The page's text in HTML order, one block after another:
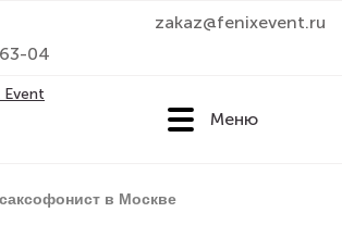
zakaz@fenixevent.ru
04
Меню
в Москве